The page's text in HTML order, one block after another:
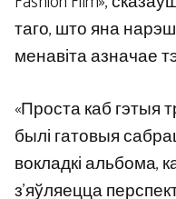
таго, што яна
менавіта азначае
«Проста каб гэтыя
былі гатовыя
вокладкі альбома,
з’яўляецца